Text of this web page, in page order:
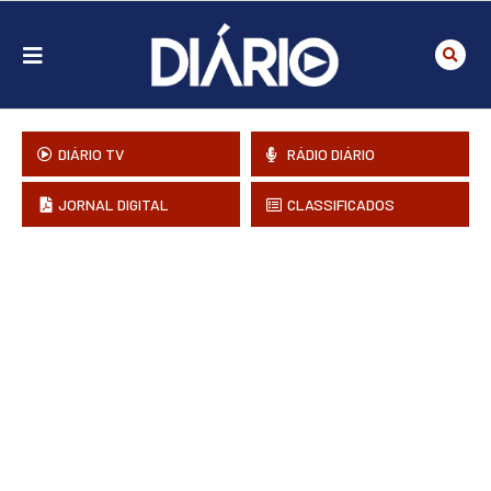
DIÁRIO TV RÁDIO DIÁRIO
JORNAL DIGITAL CLASSIFICADOS